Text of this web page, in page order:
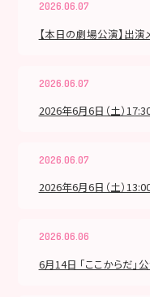
2026.06.07
【本日の劇場公演】出
2026.06.07
2026年6月6日（土）17:30
2026.06.07
2026年6月6日（土）13:00
2026.06.06
6月14日 「ここからだ」